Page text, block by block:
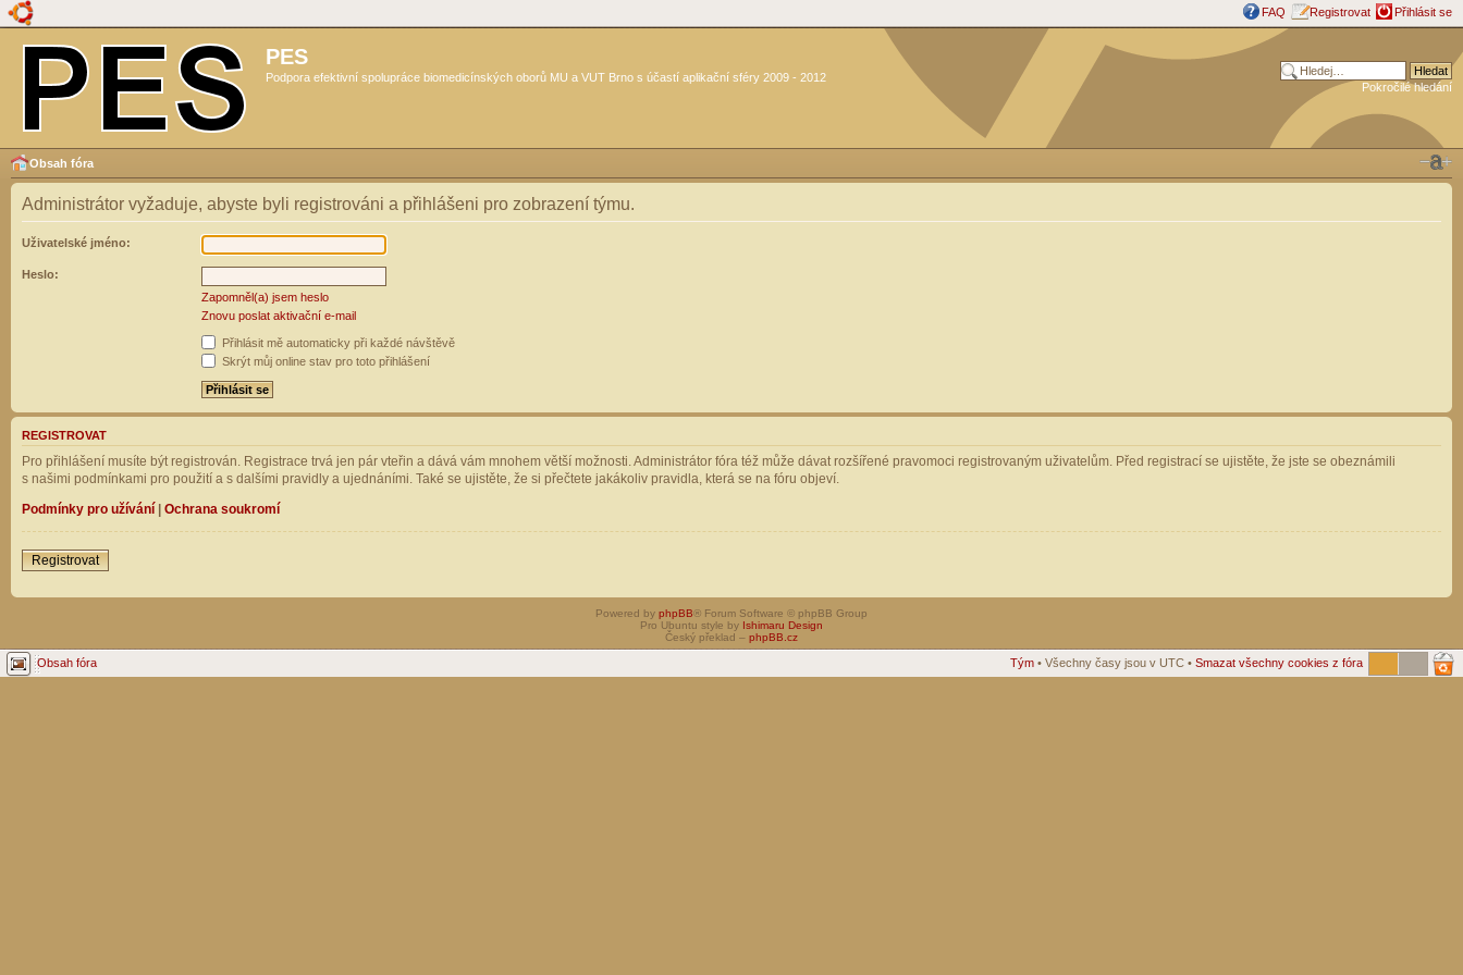
FAQ Registrovat Přihlásit se
PES
Podpora efektivní spolupráce biomedicínských oborů MU a VUT Brno s účastí aplikační sféry 2009 - 2012
Pokročilé hledání
Obsah fóra
Administrátor vyžaduje, abyste byli registrováni a přihlášeni pro zobrazení týmu.
Uživatelské jméno:
Heslo:
Zapomněl(a) jsem heslo
Znovu poslat aktivační e-mail
Přihlásit mě automaticky při každé návštěvě
Skrýt můj online stav pro toto přihlášení
REGISTROVAT
Pro přihlášení musíte být registrován. Registrace trvá jen pár vteřin a dává vám mnohem větší možnosti. Administrátor fóra též může dávat rozšířené pravomoci registrovaným uživatelům. Před registrací se ujistěte, že jste se obeznámili
s našimi podmínkami pro použití a s dalšími pravidly a ujednáními. Také se ujistěte, že si přečtete jakákoliv pravidla, která se na fóru objeví.
Podmínky pro užívání | Ochrana soukromí
Registrovat
Powered by phpBB® Forum Software © phpBB Group
Pro Ubuntu style by Ishimaru Design
Český překlad – phpBB.cz
Obsah fóra Tým • Všechny časy jsou v UTC • Smazat všechny cookies z fóra